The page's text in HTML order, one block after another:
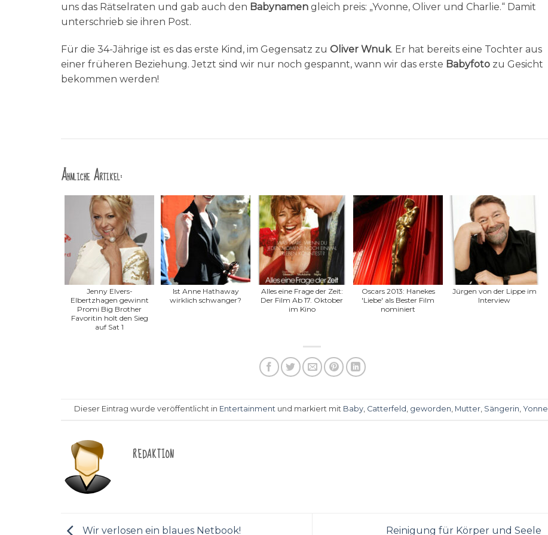
uns das Rätselraten und gab auch den Babynamen gleich preis: „Yvonne, Oliver und Charlie.“ Damit
unterschrieb sie ihren Post.
Für die 34-Jährige ist es das erste Kind, im Gegensatz zu Oliver Wnuk. Er hat bereits eine Tochter aus
einer früheren Beziehung. Jetzt sind wir nur noch gespannt, wann wir das erste Babyfoto zu Gesicht
bekommen werden!
Ähnliche Artikel:
Jenny Elvers-
Elbertzhagen gewinnt
Promi Big Brother
Favoritin holt den Sieg
auf Sat 1
Ist Anne Hathaway
wirklich schwanger?
Alles eine Frage der Zeit:
Der Film Ab 17. Oktober
im Kino
Oscars 2013: Hanekes
'Liebe' als Bester Film
nominiert
Jürgen von der Lippe im
Interview
Dieser Eintrag wurde veröffentlicht in Entertainment und markiert mit Baby, Catterfeld , geworden, Mutter, Sängerin, Yonne
REDAKTION
Wir verlosen ein blaues Netbook! Reinigung für Körper und Seele